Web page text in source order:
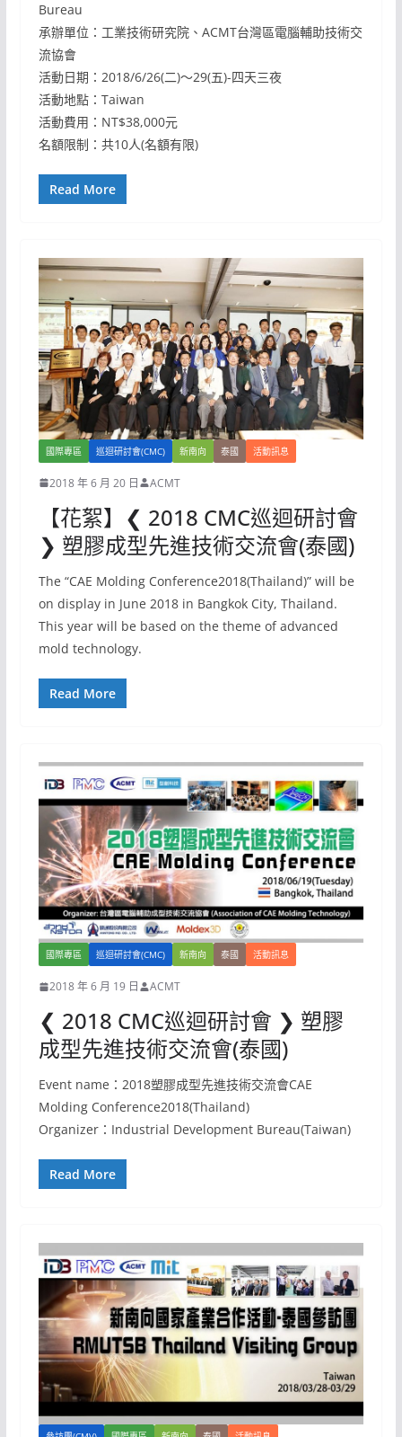
Bureau
承辦單位：工業技術研究院、ACMT台灣區電腦輔助技術交
流協會
活動日期：2018/6/26(二)～29(五)-四天三夜
活動地點：Taiwan
活動費用：NT$38,000元
名額限制：共10人(名額有限)
Read More
國際專區 巡迴研討會(CMC) 新南向 泰國 活動訊息
2018 年 6 月 20 日 ACMT
【花絮】❮ 2018 CMC巡迴研討會
❯ 塑膠成型先進技術交流會(泰國)
The “CAE Molding Conference2018(Thailand)” will be
on display in June 2018 in Bangkok City, Thailand.
This year will be based on the theme of advanced
mold technology.
Read More
國際專區 巡迴研討會(CMC) 新南向 泰國 活動訊息
2018 年 6 月 19 日 ACMT
❮ 2018 CMC巡迴研討會 ❯ 塑膠
成型先進技術交流會(泰國)
Event name：2018塑膠成型先進技術交流會CAE
Molding Conference2018(Thailand)
Organizer：Industrial Development Bureau(Taiwan)
Read More